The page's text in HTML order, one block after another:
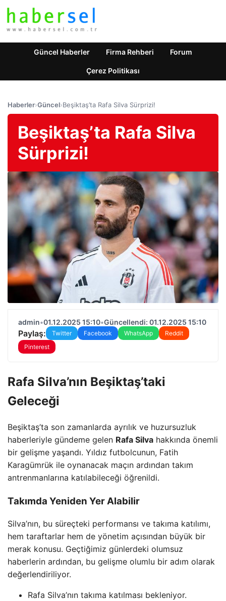
Güncel Haberler Firma Rehberi Forum
Çerez Politikası
Haberler›Güncel›Beşiktaş’ta Rafa Silva Sürprizi!
Beşiktaş’ta Rafa Silva
Sürprizi!
admin•01.12.2025 15:10•Güncellendi: 01.12.2025 15:10
Paylaş: Twitter Facebook WhatsApp
Reddit
Pinterest
Rafa Silva’nın Beşiktaş’taki
Geleceği
Beşiktaş’ta son zamanlarda ayrılık ve huzursuzluk
haberleriyle gündeme gelen Rafa Silva hakkında önemli
bir gelişme yaşandı. Yıldız futbolcunun, Fatih
Karagümrük ile oynanacak maçın ardından takım
antrenmanlarına katılabileceği öğrenildi.
Takımda Yeniden Yer Alabilir
Silva’nın, bu süreçteki performansı ve takıma katılımı,
hem taraftarlar hem de yönetim açısından büyük bir
merak konusu. Geçtiğimiz günlerdeki olumsuz
haberlerin ardından, bu gelişme olumlu bir adım olarak
değerlendiriliyor.
Rafa Silva’nın takıma katılması bekleniyor.